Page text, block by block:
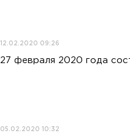
12.02.2020 09:26
27 февраля 2020 года
05.02.2020 10:32